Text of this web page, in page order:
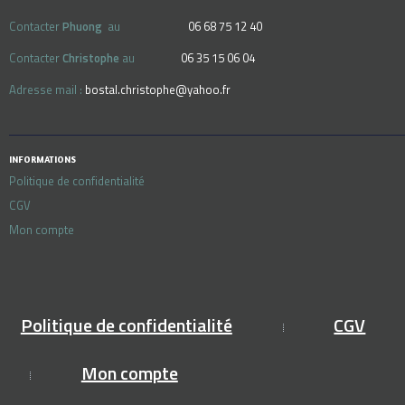
ContacterPhuong au 06 68 75 12 40
Contacter Christophe au 06 35 15 06 04
Adresse mail : bostal.christophe@yahoo.fr
INFORMATIONS
Politique de confidentialité
CGV
Mon compte
Politique de confidentialité
CGV
Mon compte